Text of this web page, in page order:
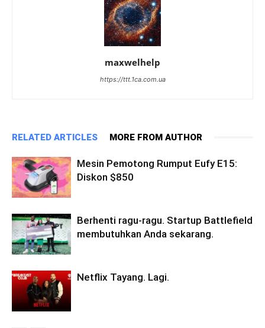
maxwelhelp
https://ttt.1ca.com.ua
RELATED ARTICLES MORE FROM AUTHOR
Mesin Pemotong Rumput Eufy E15:
Diskon $850
Berhenti ragu-ragu. Startup Battlefield
membutuhkan Anda sekarang.
Netflix Tayang. Lagi.